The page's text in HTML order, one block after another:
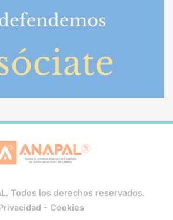
Todos los derechos reservados.
- Cookies